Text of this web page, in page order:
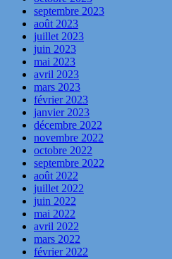
septembre 2023
août 2023
juillet 2023
juin 2023
mai 2023
avril 2023
mars 2023
février 2023
janvier 2023
décembre 2022
novembre 2022
octobre 2022
septembre 2022
août 2022
juillet 2022
juin 2022
mai 2022
avril 2022
mars 2022
février 2022